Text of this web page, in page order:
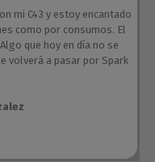
mi C43 y estoy encantado
como por consumos. El
que hoy en día no se
volverá a pasar por Spark